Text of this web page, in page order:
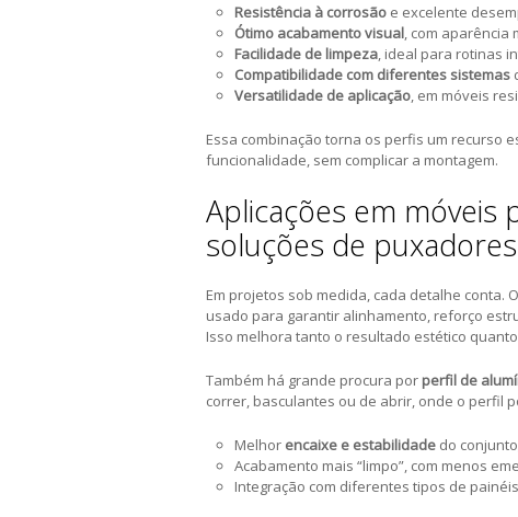
Resistência à corrosão e excelente
Ótimo acabamento visual , com
Facilidade de limpeza , ideal para rotinas
Compatibilidade com diferentes sistemas
Versatilidade de aplicação , em móveis
Essa combinação torna os perfis um recurso
funcionalidade, sem complicar a montagem.
Aplicações em móveis
soluções de puxadores
Em projetos sob medida, cada detalhe conta. O
usado para garantir alinhamento, reforço
Isso melhora tanto o resultado estético
Também há grande procura por perfil de
correr, basculantes ou de abrir, onde o perfil
Melhor encaixe e estabilidade do
Acabamento mais “limpo”, com menos
Integração com diferentes tipos de